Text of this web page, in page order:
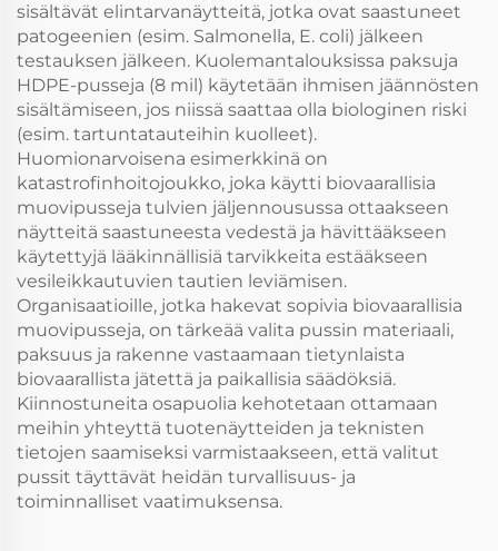
sisältävät elintarvanäytteitä, jotka ovat saastuneet
patogeenien (esim. Salmonella, E. coli) jälkeen
testauksen jälkeen. Kuolemantalouksissa paksuja
HDPE-pusseja (8 mil) käytetään ihmisen jäännösten
sisältämiseen, jos niissä saattaa olla biologinen riski
(esim. tartuntatauteihin kuolleet).
Huomionarvoisena esimerkkinä on
katastrofinhoitojoukko, joka käytti biovaarallisia
muovipusseja tulvien jäljennousussa ottaakseen
näytteitä saastuneesta vedestä ja hävittääkseen
käytettyjä lääkinnällisiä tarvikkeita estääkseen
vesileikkautuvien tautien leviämisen.
Organisaatioille, jotka hakevat sopivia biovaarallisia
muovipusseja, on tärkeää valita pussin materiaali,
paksuus ja rakenne vastaamaan tietynlaista
biovaarallista jätettä ja paikallisia säädöksiä.
Kiinnostuneita osapuolia kehotetaan ottamaan
meihin yhteyttä tuotenäytteiden ja teknisten
tietojen saamiseksi varmistaakseen, että valitut
pussit täyttävät heidän turvallisuus- ja
toiminnalliset vaatimuksensa.